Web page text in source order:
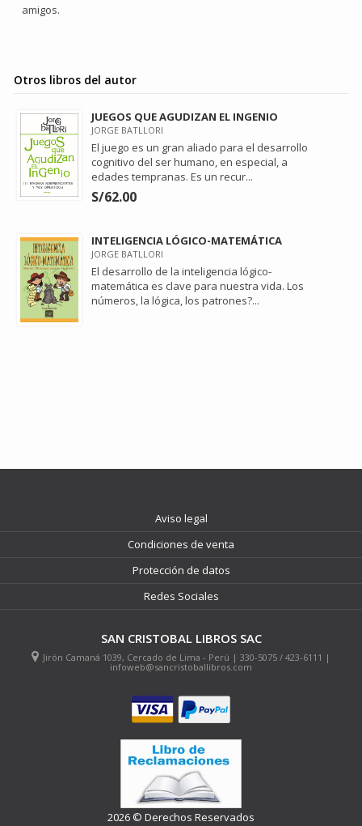
amigos.
Otros libros del autor
JUEGOS QUE AGUDIZAN EL INGENIO
JORGE BATLLORI
El juego es un gran aliado para el desarrollo
cognitivo del ser humano, en especial, a
edades tempranas. Es un recur...
S/62.00
INTELIGENCIA LÓGICO-MATEMÁTICA
JORGE BATLLORI
El desarrollo de la inteligencia lógico-
matemática es clave para nuestra vida. Los
números, la lógica, los patrones?...
Aviso legal
Condiciones de venta
Protección de datos
Redes Sociales
SAN CRISTOBAL LIBROS SAC
Jirón Camaná 1039, Cercado de Lima - Perú | 330-5075 / 423-6111 |
infoweb@sancristoballibros.com
2026 © Derechos Reservados